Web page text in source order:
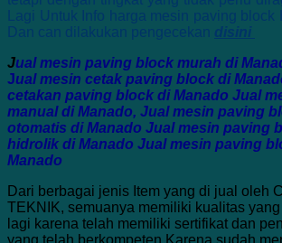
Lagi Untuk Info harga mesin paving block
Dan can dilakukan pengecekan disini
Jual mesin paving block murah di
Jual mesin cetak paving block di
cetakan paving block di Manado Jual
manual di Manado, Jual mesin paving
otomatis di Manado Jual mesin paving
hidrolik di Manado Jual mesin paving
Manado
Dari berbagai jenis Item yang di jual oleh
TEKNIK, semuanya memiliki kualitas
lagi karena telah memiliki sertifikat dan
yang telah berkompeten.Karena sudah